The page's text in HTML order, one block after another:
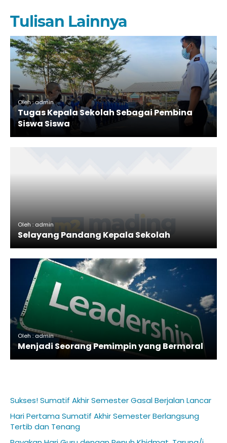
Tulisan Lainnya
Oleh : admin
Tugas Kepala Sekolah Sebagai Pembina
Siswa Siswa
Oleh : admin
Selayang Pandang Kepala Sekolah
Oleh : admin
Menjadi Seorang Pemimpin yang Bermoral
Sukses! Sumatif Akhir Semester Gasal Berjalan Lancar
Hari Pertama Sumatif Akhir Semester Berlangsung
Tertib dan Tenang